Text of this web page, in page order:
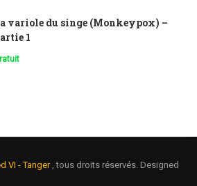
variole du singe (Monkeypox) –
1
VI - Tanger, tous droits réservés. Designed